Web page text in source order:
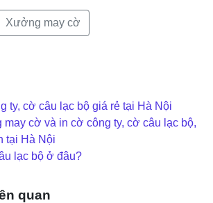
Xưởng may cờ
ty, cờ câu lạc bộ giá rẻ tại Hà Nội
may cờ và in cờ công ty, cờ câu lạc bộ,
tại Hà Nội
lạc bộ ở đâu?
quan